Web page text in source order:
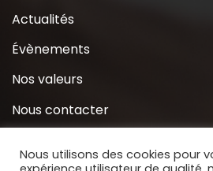
Actualités
Évènements
Nos valeurs
Nous contacter
Nous utilisons des cookies pour